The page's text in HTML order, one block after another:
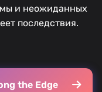
и неожиданных
последствия.
the Edge